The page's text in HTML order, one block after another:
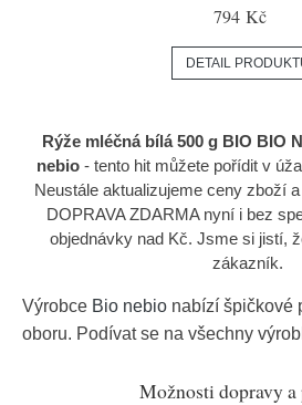
794 Kč
DETAIL
Rýže mléčná bílá 500 g BIO BIO
nebio - tento hit můžete pořídit v
Neustále aktualizujeme ceny zboží
DOPRAVA ZDARMA nyní i bez
objednávky nad Kč. Jsme si jistí,
zákazník.
Výrobce Bio nebio nabízí špičkové
oboru. Podívat se na všechny
Možnosti dopravy a